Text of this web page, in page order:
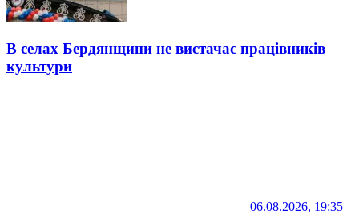
В селах Бердянщини не вистачає працівників
культури
06.08.2026, 19:35